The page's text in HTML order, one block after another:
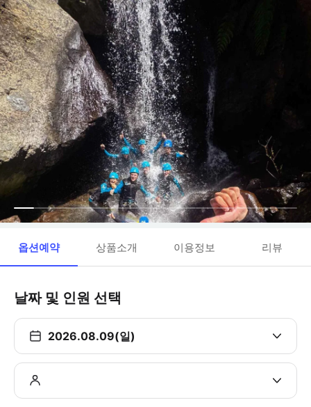
옵션예약 상품소개 이용정보 리뷰
날짜 및 인원 선택
2026.08.09(일)